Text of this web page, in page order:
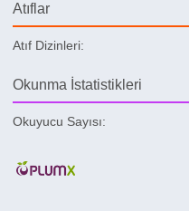
Atıflar
Atıf Dizinleri:
Okunma İstatistikleri
Okuyucu Sayısı: